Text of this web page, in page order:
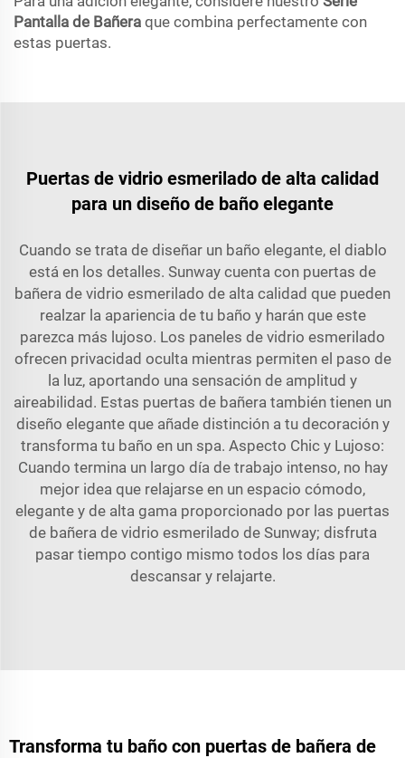
Pantalla de Bañera que combina perfectamente con
estas puertas.
Puertas de vidrio esmerilado de alta calidad
para un diseño de baño elegante
Cuando se trata de diseñar un baño elegante, el diablo
está en los detalles. Sunway cuenta con puertas de
bañera de vidrio esmerilado de alta calidad que pueden
realzar la apariencia de tu baño y harán que este
parezca más lujoso. Los paneles de vidrio esmerilado
ofrecen privacidad oculta mientras permiten el paso de
la luz, aportando una sensación de amplitud y
aireabilidad. Estas puertas de bañera también tienen un
diseño elegante que añade distinción a tu decoración y
transforma tu baño en un spa. Aspecto Chic y Lujoso:
Cuando termina un largo día de trabajo intenso, no hay
mejor idea que relajarse en un espacio cómodo,
elegante y de alta gama proporcionado por las puertas
de bañera de vidrio esmerilado de Sunway; disfruta
pasar tiempo contigo mismo todos los días para
descansar y relajarte.
Transforma tu baño con puertas de bañera de